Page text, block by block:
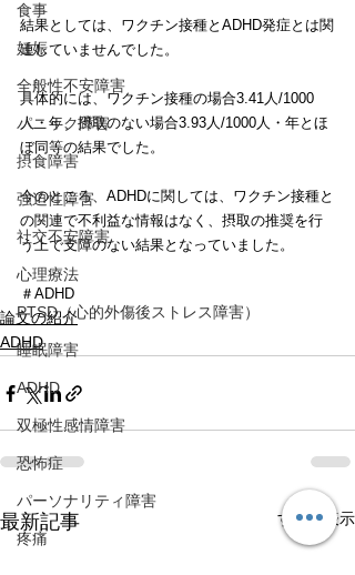
食事
妊娠
全般性不安障害
パニック障害
摂食障害
強迫性障害
社交不安障害
心理療法
PTSD（心的外傷後ストレス障害）
睡眠障害
ADHD
双極性感情障害
恐怖症
パーソナリティ障害
疼痛
結果としては、ワクチン接種とADHD発症とは関
連していませんでした。
具体的には、ワクチン接種の場合3.41人/1000
人・年、摂取のない場合3.93人/1000人・年とほ
ぼ同等の結果でした。
今のところ、ADHDに関しては、ワクチン接種と
の関連で不利益な情報はなく、摂取の推奨を行
う上で支障のない結果となっていました。
＃ADHD
論文の紹介
ADHD
最新記事 すべて表示